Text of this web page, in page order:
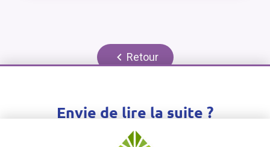
Envie de lire la suite ?
Inscrivez-vous gratuitement ou connectez-vous
Retour